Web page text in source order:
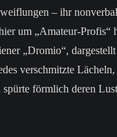
– ihr
um „Amateur-Profis“
„Dromio“,
verschmitzte
förmlich deren